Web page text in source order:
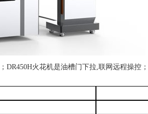
； DR450H火花机是油槽门下拉,联网远程操控；